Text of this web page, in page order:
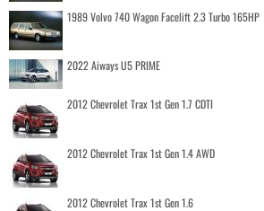
1989 Volvo 740 Wagon Facelift 2.3 Turbo 165HP
2022 Aiways U5 PRIME
2012 Chevrolet Trax 1st Gen 1.7 CDTI
2012 Chevrolet Trax 1st Gen 1.4 AWD
2012 Chevrolet Trax 1st Gen 1.6